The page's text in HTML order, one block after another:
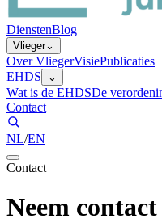
DienstenBlog
Vlieger⌄
Over VliegerVisiePublicaties
EHDS
⌄
Wat is de EHDSDe
Contact
NL/EN
Contact
Neem